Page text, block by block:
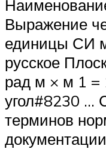
Выражение
единицы СИ
русское
рад м × м 1 =
угол#8230 …
терминов
документации